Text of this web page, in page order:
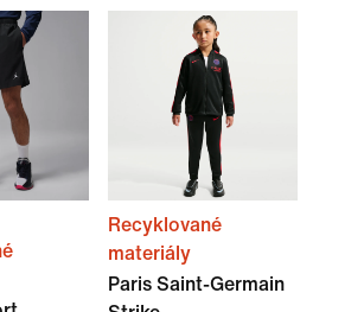
Recyklované
materiály
Paris Saint-Germain